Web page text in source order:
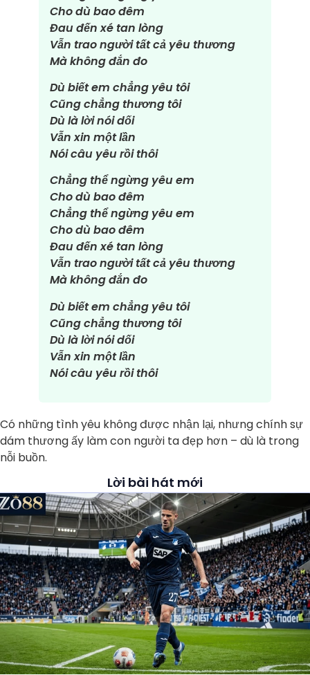
Cho dù bao đêm
Đau đến xé tan lòng
Vẫn trao người tất cả yêu thương
Mà không đắn đo
Dù biết em chẳng yêu tôi
Cũng chẳng thương tôi
Dù là lời nói dối
Vẫn xin một lần
Nói câu yêu rồi thôi
Chẳng thể ngừng yêu em
Cho dù bao đêm
Chẳng thể ngừng yêu em
Cho dù bao đêm
Đau đến xé tan lòng
Vẫn trao người tất cả yêu thương
Mà không đắn đo
Dù biết em chẳng yêu tôi
Cũng chẳng thương tôi
Dù là lời nói dối
Vẫn xin một lần
Nói câu yêu rồi thôi
Có những tình yêu không được nhận lại, nhưng chính sự
dám thương ấy làm con người ta đẹp hơn – dù là trong
nỗi buồn.
Lời bài hát mới